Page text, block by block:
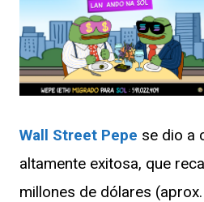
Wall Street Pepe se dio a
altamente exitosa, que
millones de dólares